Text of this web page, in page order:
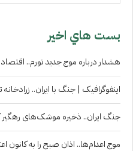
بست هاي اخير
هشدار درباره موج جدید تورم..
اینفوگرافیک | جنگ با ایران..
جنگ ایران.. ذخیره موشک‌های رهگیر
موج اعدام‌ها.. اذان صبح را به کانون